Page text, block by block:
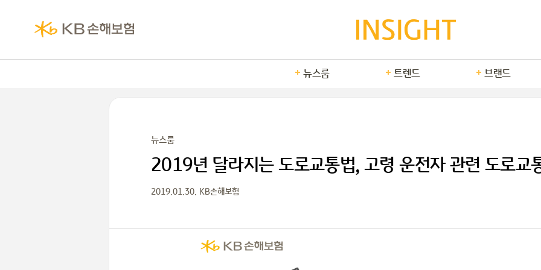
뉴스룸 트렌드 브랜드
뉴스룸
2019년 달라지는 도로교통법, 고령 운전자 관련 도로교
2019.01.30. KB손해보험